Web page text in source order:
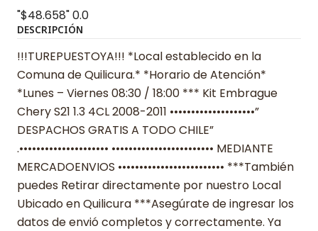
"$48.658"0.0
DESCRIPCIÓN
!!!TUREPUESTOYA!!! *Local establecido en la
Comuna de Quilicura.* *Horario de Atención*
*Lunes – Viernes 08:30 / 18:00 *** Kit Embrague
Chery S21 1.3 4CL 2008-2011 ••••••••••••••••••••”
DESPACHOS GRATIS A TODO CHILE”
.••••••••••••••••••••• •••••••••••••••••••••••• MEDIANTE
MERCADOENVIOS ••••••••••••••••••••••••• ***También
puedes Retirar directamente por nuestro Local
Ubicado en Quilicura ***Asegúrate de ingresar los
datos de envió completos y correctamente. Ya